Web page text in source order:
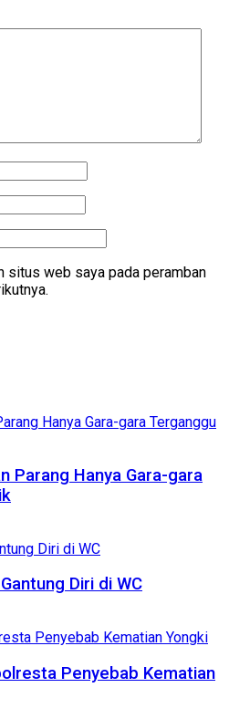
situs web saya pada peramban
Parang Hanya Gara-gara
Diri di WC
Penyebab Kematian